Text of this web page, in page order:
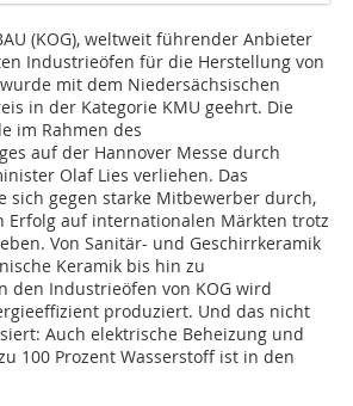
(KOG), weltweit führender Anbieter
Industrieöfen für die Herstellung von
mit dem Niedersächsischen
in der Kategorie KMU geehrt. Die
im Rahmen des
auf der Hannover Messe durch
Olaf Lies verliehen. Das
sich gegen starke Mitbewerber durch,
Erfolg auf internationalen Märkten trotz
Von Sanitär- und Geschirrkeramik
Keramik bis hin zu
den Industrieöfen von KOG wird
produziert. Und das nicht
Auch elektrische Beheizung und
100 Prozent Wasserstoff ist in den